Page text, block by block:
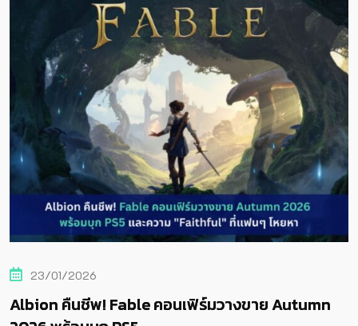
งขาย Autumn
มนต์ขลัง Albion คืนชีพ! หลุดภ